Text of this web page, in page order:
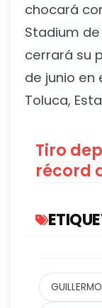
chocará
Stadium
cerrará su
de junio en
Toluca,
Tiro
récord